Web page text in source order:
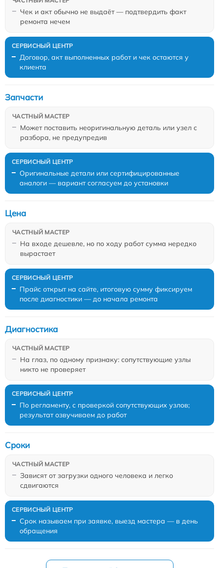
Чек и акт обычно не выдаёт — подтвердить факт
ремонта нечем
Договор, акт выполненных работ и чек остаются у
клиента
Может поставить неоригинальную деталь или узел с
разбора, не предупредив
Запчасти
Оригинальные детали или сертифицированные
аналоги — вариант согласуем до установки
На входе дешевле, но по ходу работ сумма нередко
вырастает
Цена
Прайс открыт на сайте, итоговую сумму фиксируем
после диагностики — до начала ремонта
На глаз, по одному признаку: сопутствующие узлы
никто не проверяет
Диагностика
По регламенту, с проверкой сопутствующих узлов;
результат озвучиваем до работ
Зависят от загрузки одного человека и легко
сдвигаются
Сроки
Срок называем при заявке, выезд мастера — в день
обращения